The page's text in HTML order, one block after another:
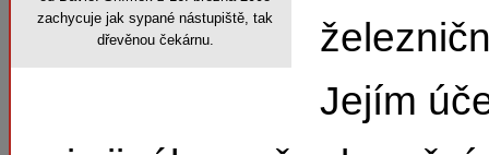
zachycuje jak sypané nástupiště, tak
dřevěnou čekárnu.
Jejím